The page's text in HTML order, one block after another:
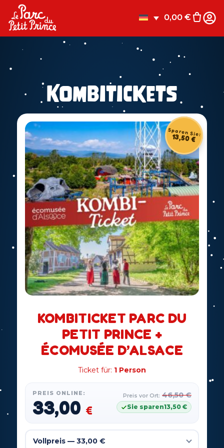
0,00 €
Kombitickets
KOMBITICKET PARC DU
PETIT PRINCE +
ÉCOMUSÉE D’ALSACE
Ticket für: 1 Person
Sparen Sie:
13,50€
Preis vor Ort: 46,50€
Sie sparen13,50 €
PREIS ONLINE:
33,00 €